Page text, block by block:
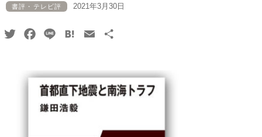
書評・テレビ評 2021年3月30日
TwitterFacebook
Line HatenaEmail